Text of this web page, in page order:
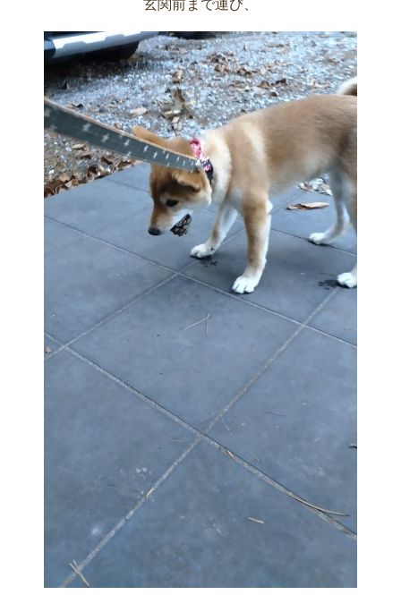
玄関前まで運び、